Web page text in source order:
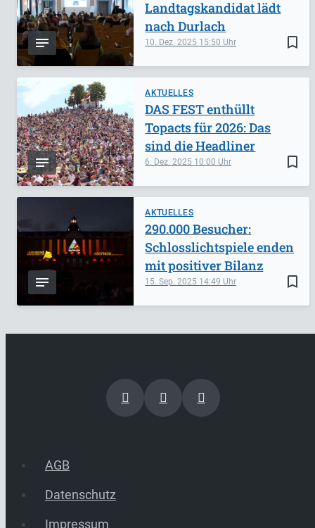
bookmark_border
10. Dez. 2025 15:50
Landtagskandidat lädt
nach Durlach
AKTUELLES
bookmark_border
6. Dez. 2025 10:00
DAS FEST enthüllt
Topacts für 2026: Das
sind die Headliner
AKTUELLES
bookmark_border
15. Sep. 2025 14:49
290.000 Besucher:
Schlosslichtspiele enden
mit positiver Bilanz
AGB
Datenschutz
Impressum